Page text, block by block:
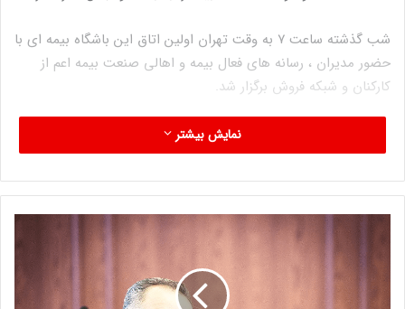
شب گذشته ساعت ۷ به وقت تهران اولین اتاق این باشگاه بیمه ای با
حضور مدیران ، رسانه های فعال بیمه و اهالی صنعت بیمه اعم از
کارکنان و شبکه فروش برگزار شد.
اتاق بررسی تاثیر برنامه ۲۴ ساله ایران و چین و احیای برجام با حضور
مدیران کلیدی چون پرویز خسروشاهی قائم مقام بیمه مرکزی، یونس
مظلومی مدیر عامل بیمه تعاون، کامبیز پیکارجو عضو هیات مدیره
بیمه آرمان، مجید بنویدی ، مشاور ارشد شرکت بیمه اتکائی ایرانیان،
مجید تقی لو فعال حوزه بیمه و اتکائی و تحلیل گر داده ، محسن
قره خانی موسس شرکت بیمه اتکائی تهران ری و شیما آرا مدیر
اکچوئری و بیمه های زندگی شرکت بیمه سامان و سایر مدیران حوزه
بیمه برگزار شد.
نمایش بیشتر